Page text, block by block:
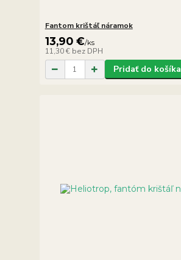
Fantom krištáľ náramok
13,90 €/ks
11,30 € bez DPH
Pridať do košíka